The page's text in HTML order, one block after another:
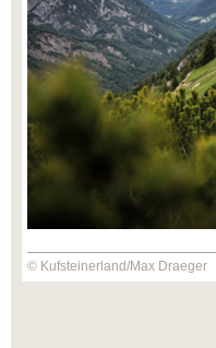
© Kufsteinerland/Max Draeger